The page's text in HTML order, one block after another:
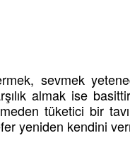
sevmek
almak ise
tüketici bir
yeniden kendini